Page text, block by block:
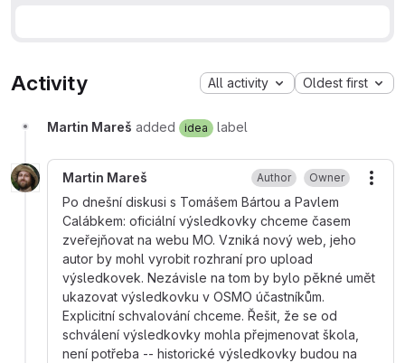
Activity All activity Oldest first
Martin Mareš added idea label
Martin Mareš Author Owner
Po dnešní diskusi s Tomášem Bártou a Pavlem
Calábkem: oficiální výsledkovky chceme časem
zveřejňovat na webu MO. Vzniká nový web, jeho
autor by mohl vyrobit rozhraní pro upload
výsledkovek. Nezávisle na tom by bylo pěkné umět
ukazovat výsledkovku v OSMO účastníkům.
Explicitní schvalování chceme. Řešit, že se od
schválení výsledkovky mohla přejmenovat škola,
není potřeba -- historické výsledkovky budou na